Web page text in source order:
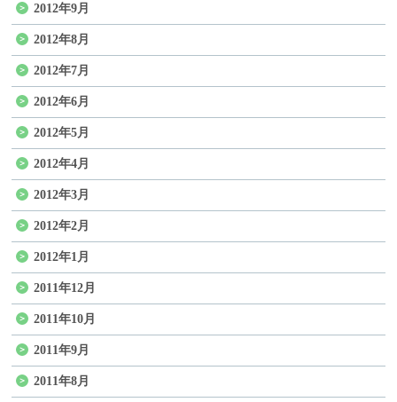
2012年9月
2012年8月
2012年7月
2012年6月
2012年5月
2012年4月
2012年3月
2012年2月
2012年1月
2011年12月
2011年10月
2011年9月
2011年8月